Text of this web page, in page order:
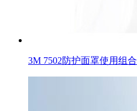
3M 7502防护面罩使用组合